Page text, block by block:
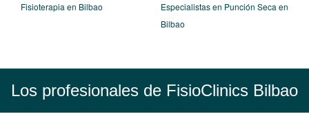
Fisioterapia en Bilbao
Especialistas en Punción Seca en
Bilbao
Los profesionales de FisioClinics Bilbao